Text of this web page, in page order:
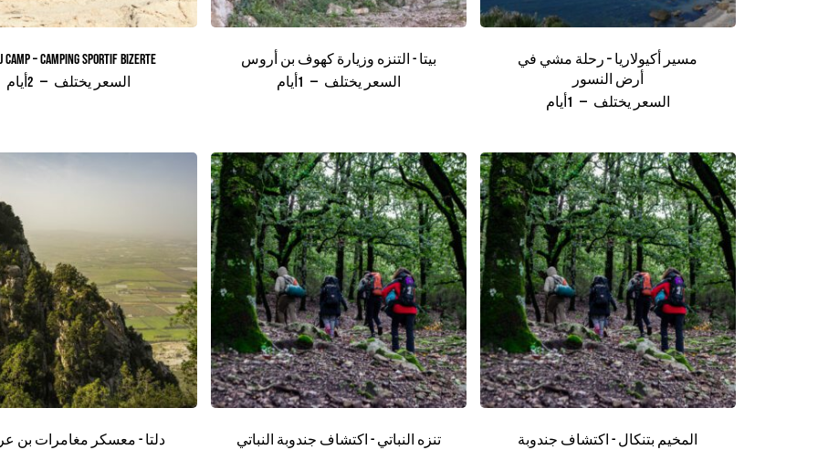
لا توجد منتجات في سلة المشتريات.
مسير أكيولاريا – رحلة مشي في
أرض النسور
السعر يختلف
1أيام
بيتا - التنزه وزيارة كهوف بن أروس
السعر يختلف
1أيام
CAMP – CAMPING SPORTIF BIZERTE
السعر يختلف
2أيام
المخيم بتنكال - اكتشاف جندوبة
تنزه النباتي - اكتشاف جندوبة النباتي
دلتا - معسكر مغامرات بن